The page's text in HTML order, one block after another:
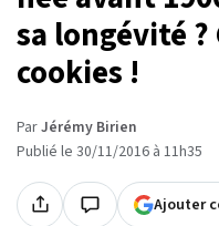
sa longévité
cookies !
ParJérémy Birien
Publié le 30/11/2016 à 11h35
Ajouter